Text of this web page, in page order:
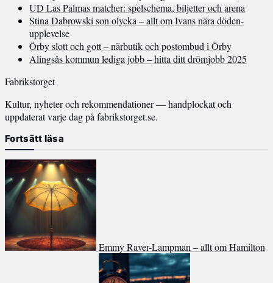
UD Las Palmas matcher: spelschema, biljetter och arena
Stina Dabrowski son olycka – allt om Ivans nära döden-
upplevelse
Örby slott och gott – närbutik och postombud i Örby
Alingsås kommun lediga jobb – hitta ditt drömjobb 2025
Fabrikstorget
Kultur, nyheter och rekommendationer — handplockat och
uppdaterat varje dag på fabrikstorget.se.
Fortsätt läsa
Emmy Raver-Lampman – allt om Hamilton